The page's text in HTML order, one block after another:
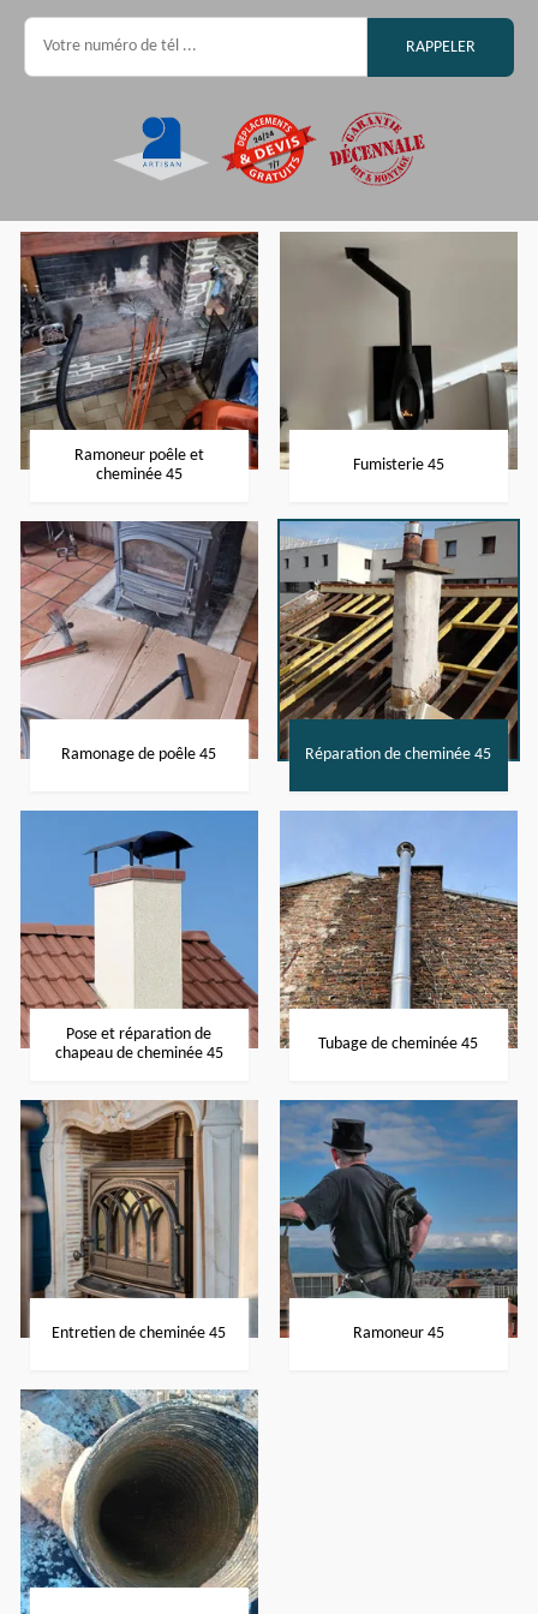
Ramoneur poêle et
cheminée 45
Fumisterie 45
Ramonage de poêle 45 Réparation de cheminée 45
Pose et réparation de
chapeau de cheminée 45
Tubage de cheminée 45
Entretien de cheminée 45 Ramoneur 45